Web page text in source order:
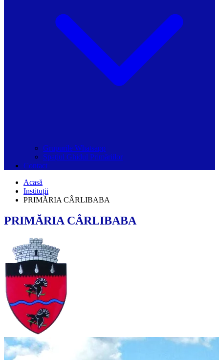
Grupurile Whatsapp
Spațiul Ghidul Primăriilor
Contact
Acasă
Instituții
PRIMĂRIA CÂRLIBABA
PRIMĂRIA CÂRLIBABA